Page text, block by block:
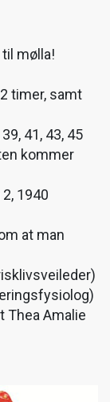
mølla!
timer, samt
41, 43, 45
kommer
1940
at man
Thea Amalie